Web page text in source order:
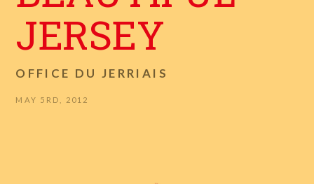
JERSEY
OFFICE DU JERRIAIS
MAY 5RD, 2012